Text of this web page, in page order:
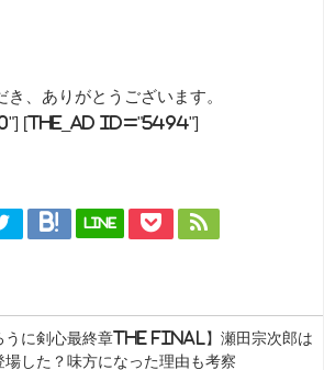
、ありがとうございます。
[the_ad id="5494"]
LINE
うに剣心最終章The Final】瀬田宗次郎は
場した？味方になった理由も考察